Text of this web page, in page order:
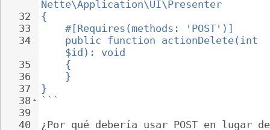
32
33
34
35
36
37
38
39
40
Nette\Application\UI\Presenter
{
#[Requires(methods: 'POST')]
public function actionDelete(int
$id): void
{
}
}
```
¿Por qué debería usar POST en lugar